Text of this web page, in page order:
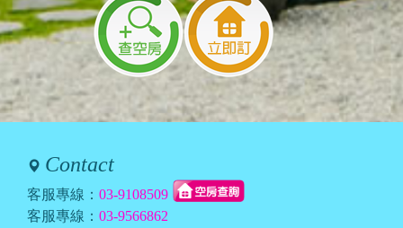
Contact
客服專線： 03-9108509
客服專線： 03-9566862